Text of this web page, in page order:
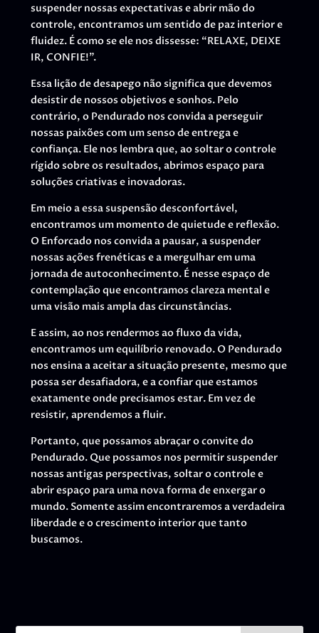
suspender nossas expectativas e abrir mão do
controle, encontramos um sentido de paz interior e
fluidez. É como se ele nos dissesse: “RELAXE, DEIXE
IR, CONFIE!”.
Essa lição de desapego não significa que devemos
desistir de nossos objetivos e sonhos. Pelo
contrário, o Pendurado nos convida a perseguir
nossas paixões com um senso de entrega e
confiança. Ele nos lembra que, ao soltar o controle
rígido sobre os resultados, abrimos espaço para
soluções criativas e inovadoras.
Em meio a essa suspensão desconfortável,
encontramos um momento de quietude e reflexão.
O Enforcado nos convida a pausar, a suspender
nossas ações frenéticas e a mergulhar em uma
jornada de autoconhecimento. É nesse espaço de
contemplação que encontramos clareza mental e
uma visão mais ampla das circunstâncias.
E assim, ao nos rendermos ao fluxo da vida,
encontramos um equilíbrio renovado. O Pendurado
nos ensina a aceitar a situação presente, mesmo que
possa ser desafiadora, e a confiar que estamos
exatamente onde precisamos estar. Em vez de
resistir, aprendemos a fluir.
Portanto, que possamos abraçar o convite do
Pendurado. Que possamos nos permitir suspender
nossas antigas perspectivas, soltar o controle e
abrir espaço para uma nova forma de enxergar o
mundo. Somente assim encontraremos a verdadeira
liberdade e o crescimento interior que tanto
buscamos.